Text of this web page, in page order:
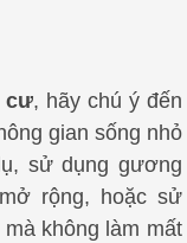
cư, hãy chú ý đến
gian sống nhỏ
sử dụng gương
rộng, hoặc sử
không làm mất